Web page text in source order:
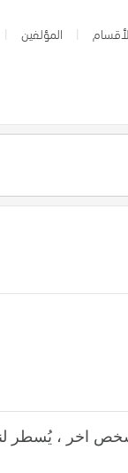
المؤلفين
اخر ، يُسطر